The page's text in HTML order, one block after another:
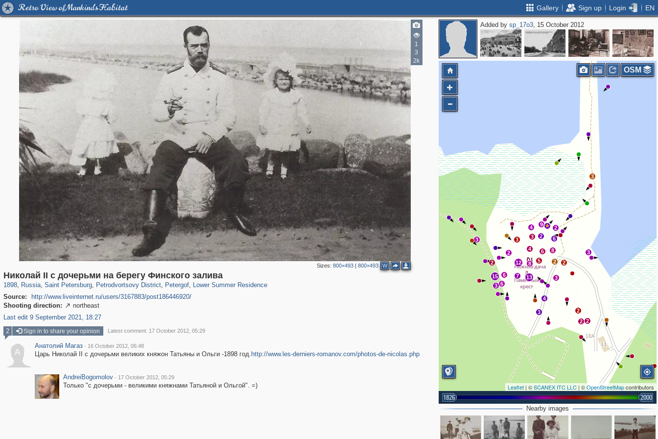
Retro View of Mankind's Habitat Gallery Sign up Login EN
1
3
2k
Sizes: 800×493| 800×493 W
Николай II с дочерьми на берегу Финского залива
1898, Russia
1,405,779 29,243
, Saint Petersburg
197,057 5,709
, Petrodvortsovy District
10,781 350
, Petergof
8,421 280
, Lower Summer Residence
149
Source:
http://www.liveinternet.ru/users/3167883/post186446920/
Shooting direction:  northeast
Last edit 9 September 2021, 18:27
Added bysp_17o3, 15 October 2012
2
15
3 6
13
7
6
2
12
8 5
6
4
3
3
3
3
4
9
2
2
6
8
2
3
2 2
3
2
4
3 2
Leaflet | ©SCANEX ITC LLC | ©OpenStreetMapcontributors
1826 2000
OSM
Nearby images
2 Sign in to share your opinion Latest comment: 17 October 2012, 05:29
А
Анатолий Магаз · 16 October 2012, 06:48
Царь Николай II с дочерьми великих княжон Татьяны и Ольги -1898 год. http://www.les-derniers-romanov.com/photos-de-nicolas.php
AndreiBogomolov · 17 October 2012, 05:29
Только "с дочерьми - великими княжнами Татьяной и Ольгой". =)